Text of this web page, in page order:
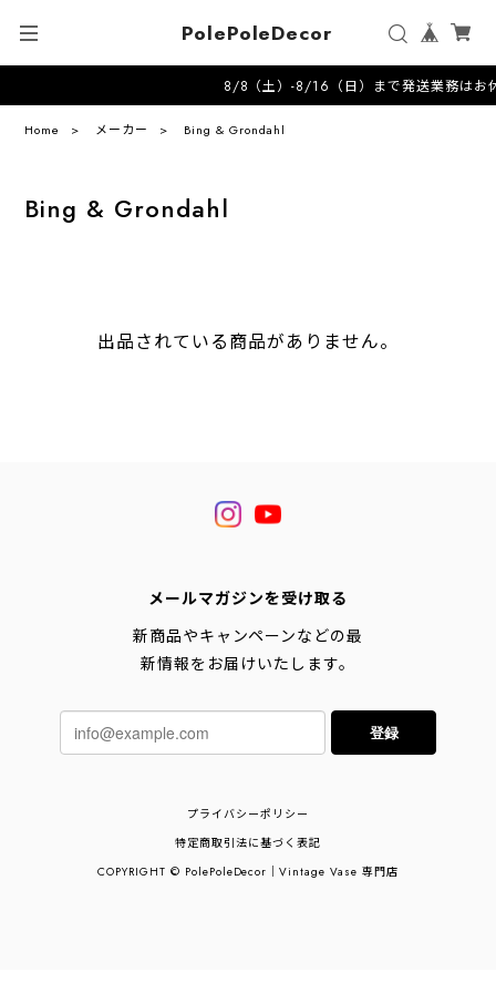
PolePoleDecor
8/8（土）-8/16（日）まで発送業務は
Home メーカー Bing & Grondahl
Bing & Grondahl
出品されている商品がありません。
メールマガジンを受け取る
新商品やキャンペーンなどの最
新情報をお届けいたします。
登録
プライバシーポリシー
特定商取引法に基づく表記
COPYRIGHT © PolePoleDecor｜Vintage Vase 専門店